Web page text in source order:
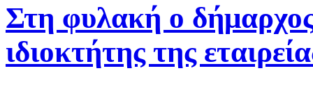
Στη φυλακή ο
ιδιοκτήτης της